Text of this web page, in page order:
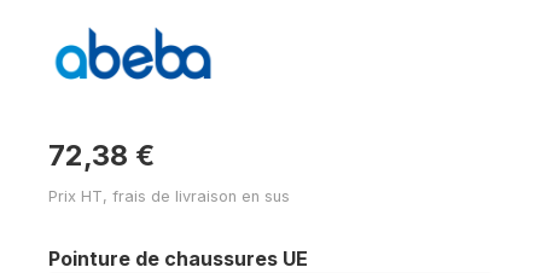
72,38 €
Prix HT, frais de livraison en sus
Sélectionnez
Pointure de chaussures UE